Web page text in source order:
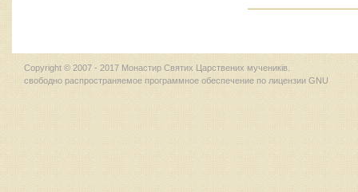
Copyright © 2007 - 2017 Монастир Святих Царствених мучеників.
свободно распространяемое программное обеспечение по лицензии GNU